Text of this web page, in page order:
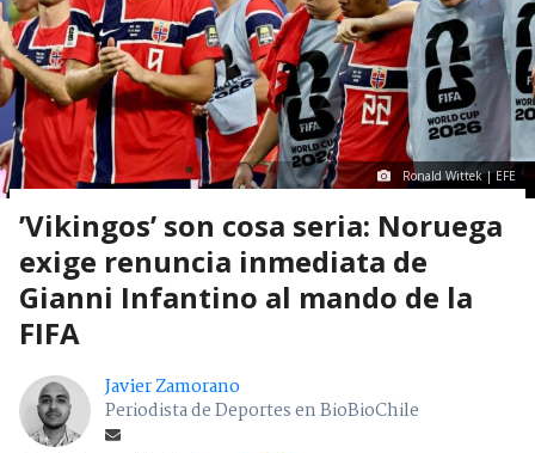
Ronald Wittek | EFE
’Vikingos’ son cosa seria: Noruega
exige renuncia inmediata de
Gianni Infantino al mando de la
FIFA
Javier Zamorano
Periodista de Deportes en BioBioChile